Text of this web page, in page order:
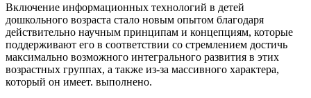
Включение информационных технологий в детей
дошкольного возраста стало новым опытом благодаря
действительно научным принципам и концепциям, которые
поддерживают его в соответствии со стремлением достичь
максимально возможного интегрального развития в этих
возрастных группах, а также из-за массивного характера,
который он имеет. выполнено.